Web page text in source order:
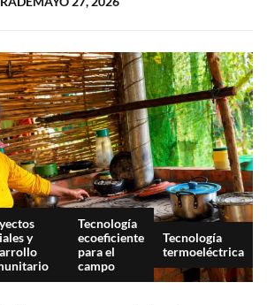
y
Tecnología
ecoeficiente
para el
campo
Tecnología
termoeléctrica